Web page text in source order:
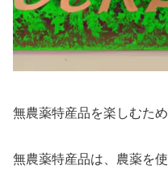
無農薬特産品を楽しむた
無農薬特産品は、農薬を